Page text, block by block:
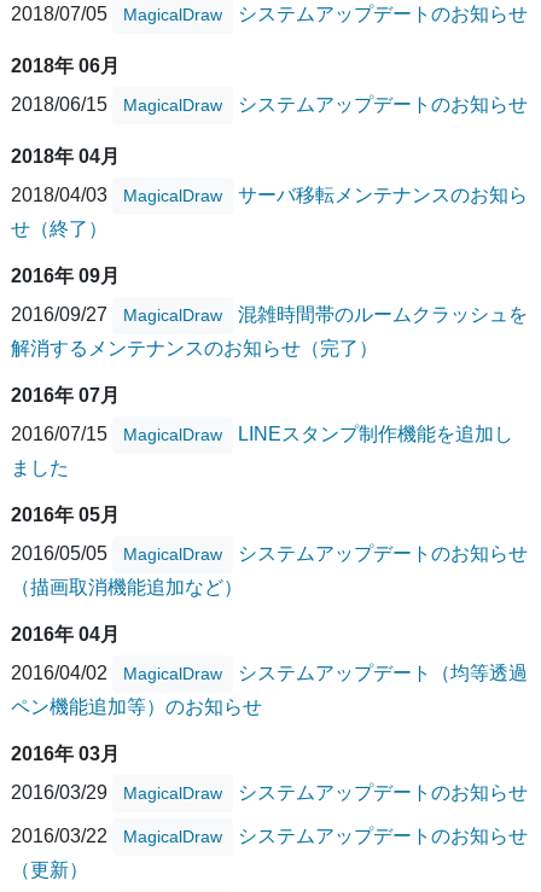
2018/07/05
MagicalDraw システムアップデートのお知らせ
2018年 06月
2018/06/15
MagicalDraw システムアップデートのお知らせ
2018年 04月
2018/04/03
MagicalDraw
サーバ移転メンテナンスのお知ら
せ（終了）
2016年 09月
2016/09/27
MagicalDraw
混雑時間帯のルームクラッシュを
解消するメンテナンスのお知らせ（完了）
2016年 07月
2016/07/15
MagicalDraw
LINEスタンプ制作機能を追加し
ました
2016年 05月
2016/05/05
MagicalDraw
システムアップデートのお知らせ
（描画取消機能追加など）
2016年 04月
2016/04/02
MagicalDraw
システムアップデート（均等透過
ペン機能追加等）のお知らせ
2016年 03月
2016/03/29
MagicalDraw システムアップデートのお知らせ
2016/03/22 MagicalDraw
システムアップデートのお知らせ
（更新）